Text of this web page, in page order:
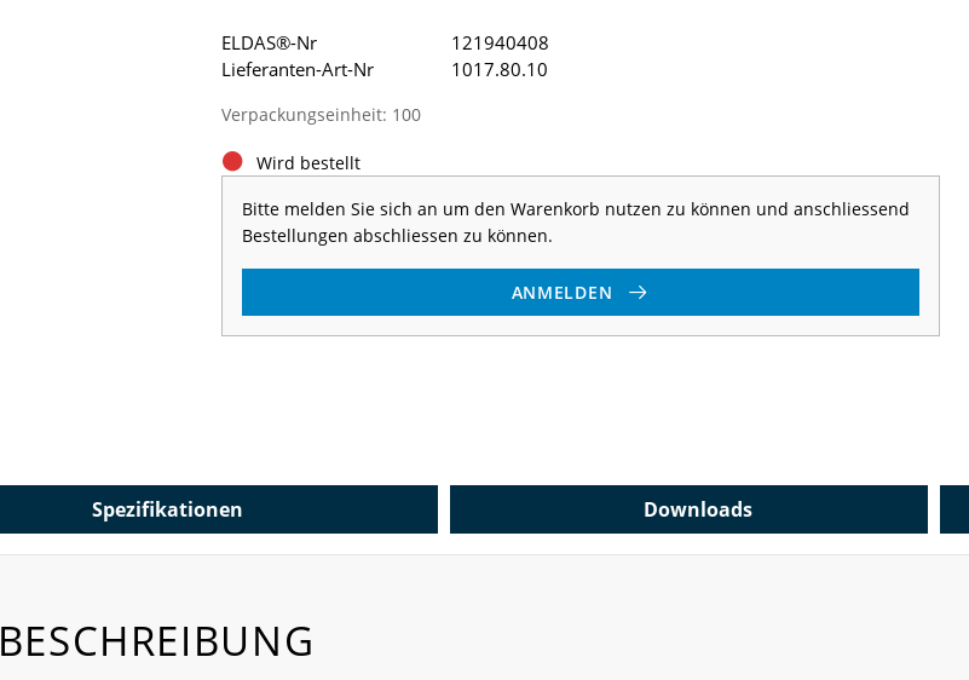
Verpackungseinheit: 100
Wird bestellt
Bitte melden Sie sich an um den Warenkorb nutzen zu können und anschliessend
Bestellungen abschliessen zu können.
ANMELDEN
ELDAS®-Nr
121940408
Lieferanten-Art-Nr
1017.80.10
Spezifikationen Downloads
BESCHREIBUNG